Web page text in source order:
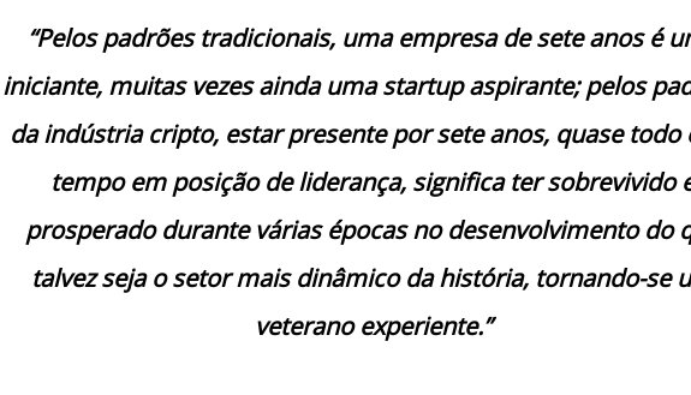
“Pelos padrões tradicionais, uma empresa de sete anos é
iniciante, muitas vezes ainda uma startup aspirante; pelos
da indústria cripto, estar presente por sete anos, quase todo
tempo em posição de liderança, significa ter sobrevivido
prosperado durante várias épocas no desenvolvimento do
talvez seja o setor mais dinâmico da história, tornando-se
veterano experiente.”